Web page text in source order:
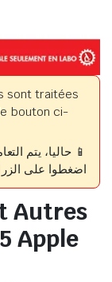
sont traitées
bouton ci-
📱 حاليا، يتم
اضغطوا على الزر
Autres
Apple